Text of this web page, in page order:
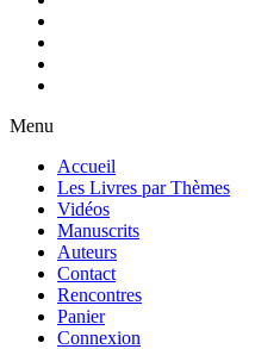
Menu
Accueil
Les Livres par Thèmes
Vidéos
Manuscrits
Auteurs
Contact
Rencontres
Panier
Connexion